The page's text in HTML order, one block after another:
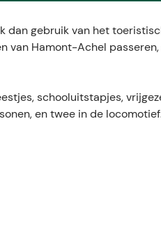
gebruik van het
van Hamont-Achel
schooluitstapjes,
en twee in de